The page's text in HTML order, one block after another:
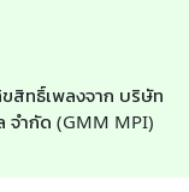
สิทธิ์เพลงจาก บริษัท
จำกัด (GMM MPI)